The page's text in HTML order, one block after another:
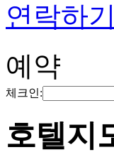
연락하기
예약
체크인:
호텔지